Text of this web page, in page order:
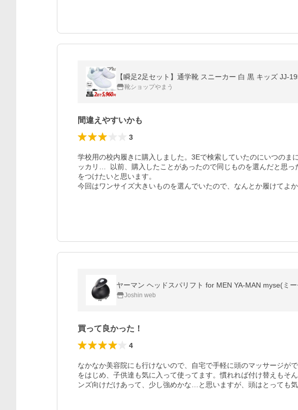
【瞬足2足セット】通学靴 スニーカー 白 黒 キッズ JJ-
靴ショップやまう
間違えやすいかも
3
学校用の校内履きに購入しました。3Eで検索していたのにいつのま
ッカリ…  以前、購入したことがあったので同じものを選んだと思
をつけたいと思います。
今回はワンサイズ大きいものを選んでいたので、なんとか履けてよか
ヤーマン ヘッドスパリフト for MEN YA-MAN myse(ミ
Joshin web
買って良かった！
4
なかなか美容院にも行けないので、自宅で手軽に頭のマッサージが
をはじめ、子供達も気に入って使ってます。慣れれば付け替えもそ
ンズ向けだけあって、少し強めかな…と思いますが、頭はとっても気